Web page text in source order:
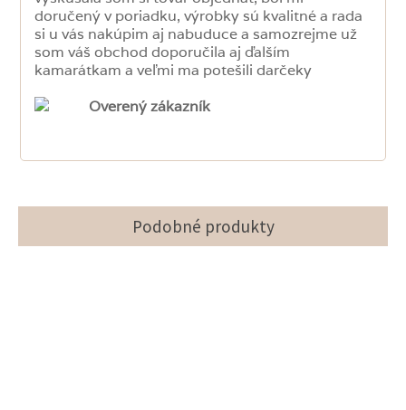
doručený v poriadku, výrobky sú kvalitné a rada
si u vás nakúpim aj nabuduce a samozrejme už
som váš obchod doporučila aj ďalším
kamarátkam a veľmi ma potešili darčeky
Overený zákazník
Podobné produkty